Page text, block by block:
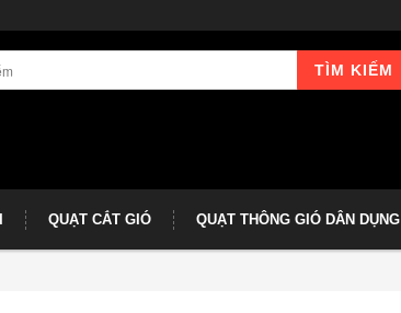
TÌM KIẾM
QUẠT CẮT GIÓ QUẠT THÔNG GIÓ DÂN DỤNG